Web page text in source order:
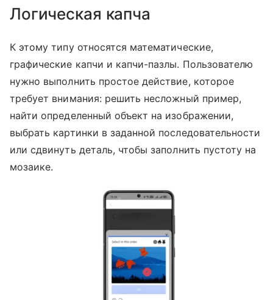
Логическая капча
К этому типу относятся математические,
графические капчи и капчи-пазлы. Пользователю
нужно выполнить простое действие, которое
требует внимания: решить несложный пример,
найти определенный объект на изображении,
выбрать картинки в заданной последовательности
или сдвинуть деталь, чтобы заполнить пустоту на
мозаике.